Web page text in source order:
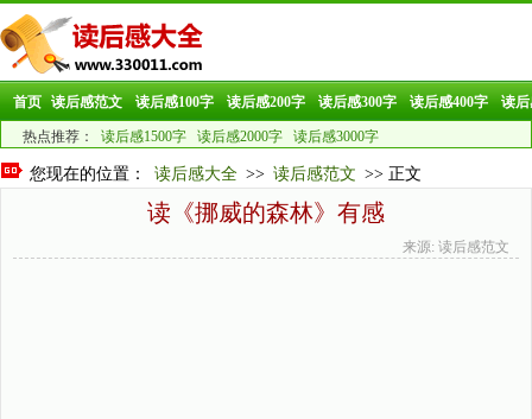
首页 读后感范文 读后感100字 读后感200字 读后感300字 读后感400字 读后
热点推荐： 读后感1500字 读后感2000字 读后感3000字
您现在的位置： 读后感大全 >> 读后感范文 >> 正文
读《挪威的森林》有感
来源: 读后感范文